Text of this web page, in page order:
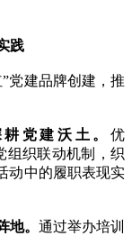
践
建品牌创建，推
党建沃土。 优
组织联动机制，织
动中的履职表现实
。 通过举办培训